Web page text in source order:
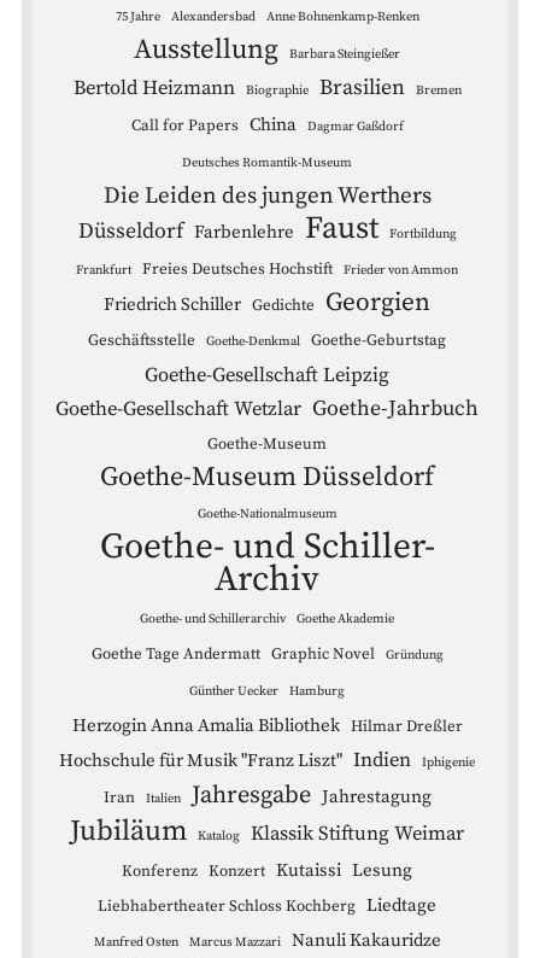
75 Jahre Alexandersbad Anne Bohnenkamp-Renken
Ausstellung Barbara Steingießer
Bertold Heizmann Biographie Brasilien Bremen
Call for Papers China Dagmar Gaßdorf
Deutsches Romantik-Museum
Die Leiden des jungen Werthers
Düsseldorf Farbenlehre Faust Fortbildung
Frankfurt Freies Deutsches Hochstift Frieder von Ammon
Friedrich Schiller Gedichte Georgien
Geschäftsstelle Goethe-Denkmal Goethe-Geburtstag
Goethe-Gesellschaft Leipzig
Goethe-Gesellschaft Wetzlar Goethe-Jahrbuch
Goethe-Museum
Goethe-Museum Düsseldorf
Goethe-Nationalmuseum
Goethe- und Schiller-
Archiv
Goethe- und Schillerarchiv Goethe Akademie
Goethe Tage Andermatt Graphic Novel Gründung
Günther Uecker Hamburg
Herzogin Anna Amalia Bibliothek Hilmar Dreßler
Hochschule für Musik "Franz Liszt" Indien Iphigenie
Iran Italien Jahresgabe Jahrestagung
Jubiläum Katalog Klassik Stiftung Weimar
Konferenz Konzert Kutaissi Lesung
Liebhabertheater Schloss Kochberg Liedtage
Manfred Osten Marcus Mazzari Nanuli Kakauridze